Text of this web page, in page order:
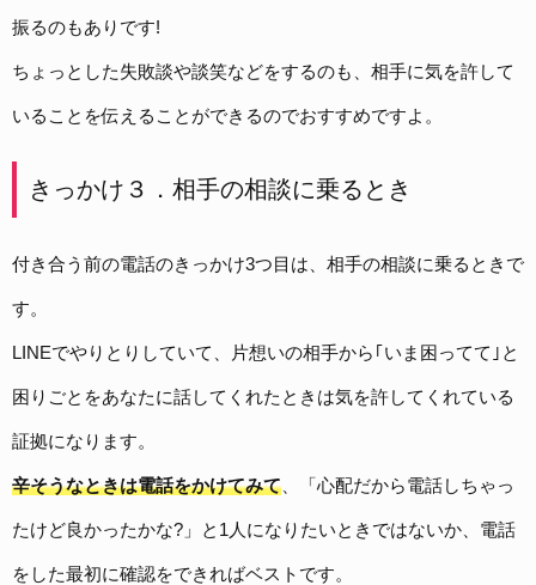
振るのもありです!
ちょっとした失敗談や談笑などをするのも、相手に気を許して
いることを伝えることができるのでおすすめですよ。
きっかけ３．相手の相談に乗るとき
付き合う前の電話のきっかけ3つ目は、相手の相談に乗るときで
す。
LINEでやりとりしていて、片想いの相手から｢いま困ってて｣と
困りごとをあなたに話してくれたときは気を許してくれている
証拠になります。
辛そうなときは電話をかけてみて 、「心配だから電話しちゃっ
たけど良かったかな?」と1人になりたいときではないか、電話
をした最初に確認をできればベストです。